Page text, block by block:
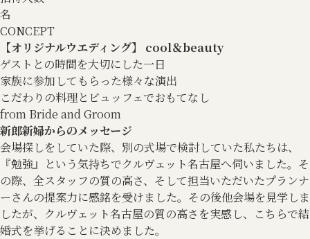
名
CONCEPT
【オリジナルウエディング】 cool＆beauty
ゲストとの時間を大切にした一日
家族に参加してもらった様々な演出
こだわりの料理とビュッフェでおもてなし
from Bride and Groom
新郎新婦からのメッセージ
会場探しをしていた際、別の式場で検討していた私たちは、
『勉強』という気持ちでクルヴェット名古屋へ伺いました。そ
の際、全スタッフの質の高さ、そして担当いただいたプランナ
ーさんの提案力に感銘を受けました。その後他会場を見学しま
したが、クルヴェット名古屋の質の高さを実感し、こちらで結
婚式を挙げることに決めました。